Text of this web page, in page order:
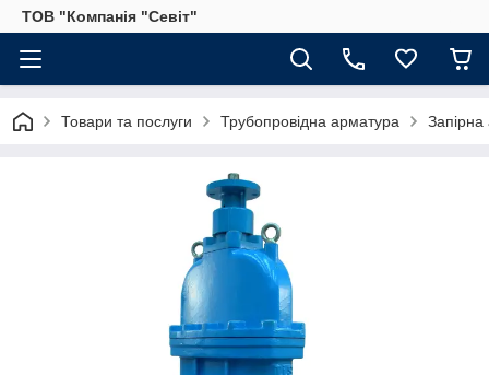
ТОВ "Компанія "Севіт"
Товари та послуги Трубопровідна арматура Запірна